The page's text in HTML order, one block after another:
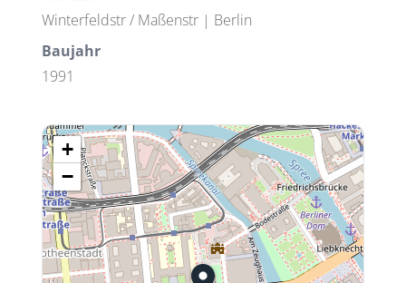
Winterfeldstr / Maßenstr | Berlin
Baujahr
1991
+
−